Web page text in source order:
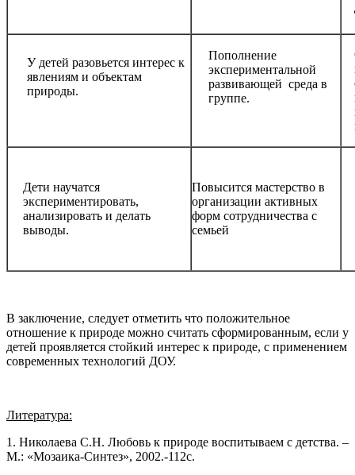
У детей разовьется интерес к
явлениям и объектам
природы.
Пополнение
экспериментальной
развивающей среда в
группе.
Дети научатся
экспериментировать,
анализировать и делать
выводы.
Повысится мастерство в
организации активных
форм сотрудничества с
семьей
В заключение, следует отметить что положительное
отношение к природе можно считать сформированным, если у
детей проявляется стойкий интерес к природе, с применением
современных технологий ДОУ.
Литература:
1. Николаева С.Н. Любовь к природе воспитываем с детства. –
М.: «Мозаика-Синтез», 2002.-112с.